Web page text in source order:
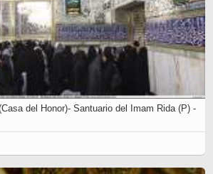
del Honor)- Santuario del Imam Rida (P) -